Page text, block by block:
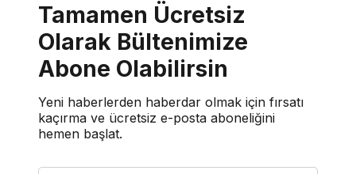
Tamamen Ücretsiz
Olarak Bültenimize
Abone Olabilirsin
Yeni haberlerden haberdar olmak için fırsatı
kaçırma ve ücretsiz e-posta aboneliğini
hemen başlat.